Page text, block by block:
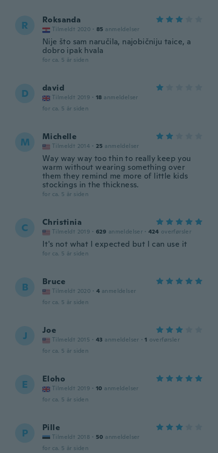
R Roksanda
Tilmeldt 2020 · 85 anmeldelser
Nije što sam naručila, najobičniju taice, a
dobro ipak hvala
for ca. 5 år siden
D david
Tilmeldt 2019 · 18 anmeldelser
for ca. 5 år siden
M Michelle
Tilmeldt 2014 · 25 anmeldelser
Way way way too thin to really keep you
warm without wearing something over
them they remind me more of little kids
stockings in the thickness.
for ca. 5 år siden
C Christinia
Tilmeldt 2019 · 629 anmeldelser · 424 overførsler
It's not what I expected but I can use it
for ca. 5 år siden
B Bruce
Tilmeldt 2020 · 4 anmeldelser
for ca. 5 år siden
J Joe
Tilmeldt 2015 · 43 anmeldelser · 1 overførsler
for ca. 5 år siden
E Eloho
Tilmeldt 2019 · 10 anmeldelser
for ca. 5 år siden
P Pille
Tilmeldt 2018 · 50 anmeldelser
for ca. 5 år siden